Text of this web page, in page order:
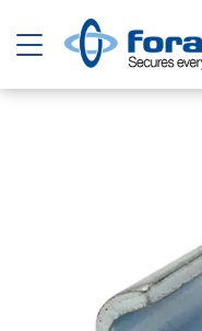
Toggle navigation